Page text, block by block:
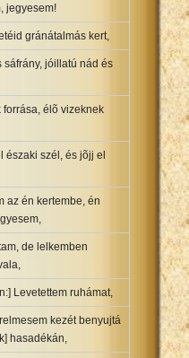
jegyesem!
gránátalmás kert,
sáfrány, jóillatú nád és
forrása, élõ vizeknek
északi szél, és jõjj el
az én kertembe, én
de lelkemben
Levetettem ruhámat,
kezét benyujtá
hasadékán,